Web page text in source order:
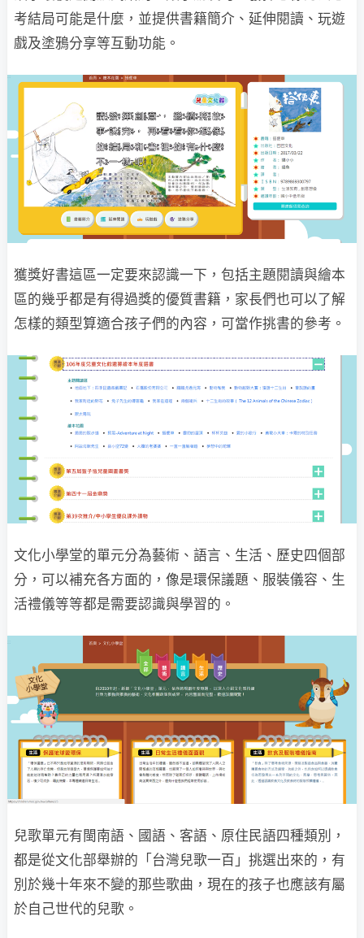
考結局可能是什麼，並提供書籍簡介、延伸閱讀、玩遊
戲及塗鴉分享等互動功能。
獲獎好書這區一定要來認識一下，包括主題閱讀與繪本
區的幾乎都是有得過獎的優質書籍，家長們也可以了解
怎樣的類型算適合孩子們的內容，可當作挑書的參考。
文化小學堂的單元分為藝術、語言、生活、歷史四個部
分，可以補充各方面的，像是環保議題、服裝儀容、生
活禮儀等等都是需要認識與學習的。
兒歌單元有閩南語、國語、客語、原住民語四種類別，
都是從文化部舉辦的「台灣兒歌一百」挑選出來的，有
別於幾十年來不變的那些歌曲，現在的孩子也應該有屬
於自己世代的兒歌。